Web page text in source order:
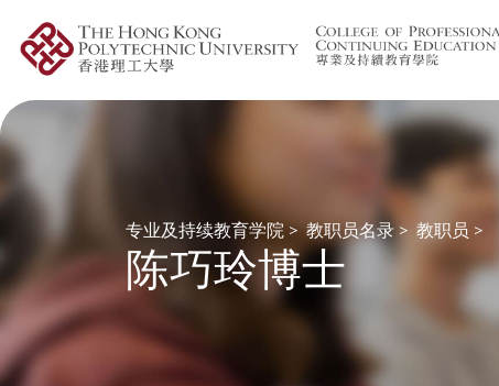
专业及持续教育学院 > 教职员名录 > 教职员 >
陈巧玲博士